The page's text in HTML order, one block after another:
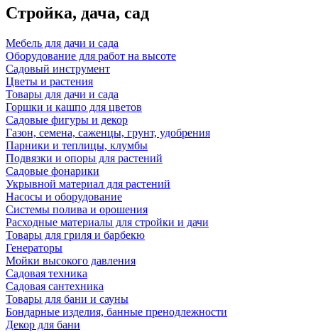
Стройка, дача, сад
Мебель для дачи и сада
Оборудование для работ на высоте
Садовый инструмент
Цветы и растения
Товары для дачи и сада
Горшки и кашпо для цветов
Садовые фигуры и декор
Газон, семена, саженцы, грунт, удобрения
Парники и теплицы, клумбы
Подвязки и опоры для растений
Садовые фонарики
Укрывной материал для растений
Насосы и оборудование
Системы полива и орошения
Расходные материалы для стройки и дачи
Товары для гриля и барбекю
Генераторы
Мойки высокого давления
Садовая техника
Садовая сантехника
Товары для бани и сауны
Бондарные изделия, банные пренодлежности
Декор для бани